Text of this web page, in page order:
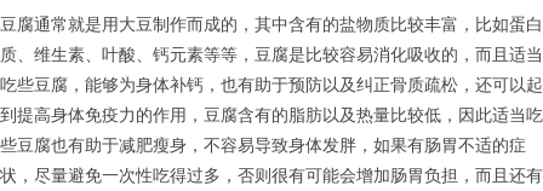
豆腐通常就是用大豆制作而成的，其中含有的盐物质比较丰富，比如蛋白
质、维生素、叶酸、钙元素等等，豆腐是比较容易消化吸收的，而且适当
吃些豆腐，能够为身体补钙，也有助于预防以及纠正骨质疏松，还可以起
到提高身体免疫力的作用，豆腐含有的脂肪以及热量比较低，因此适当吃
些豆腐也有助于减肥瘦身，不容易导致身体发胖，如果有肠胃不适的症
状，尽量避免一次性吃得过多，否则很有可能会增加肠胃负担，而且还有